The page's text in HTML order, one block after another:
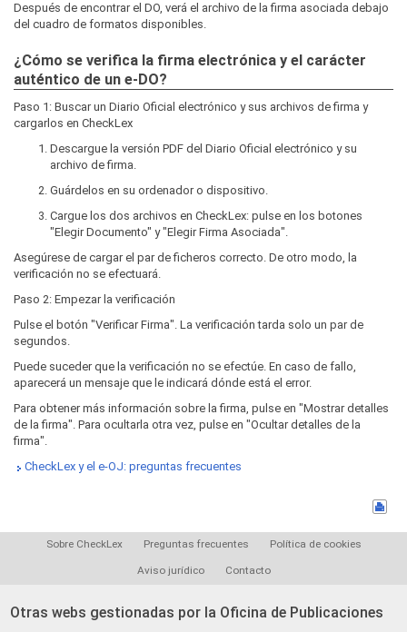
Después de encontrar el DO, verá el archivo de la firma asociada debajo
del cuadro de formatos disponibles.
¿Cómo se verifica la firma electrónica y el carácter
auténtico de un e-DO?
Paso 1: Buscar un Diario Oficial electrónico y sus archivos de firma y
cargarlos en CheckLex
Descargue la versión PDF del Diario Oficial electrónico y su
archivo de firma.
Guárdelos en su ordenador o dispositivo.
Cargue los dos archivos en CheckLex: pulse en los botones
"Elegir Documento" y "Elegir Firma Asociada".
Asegúrese de cargar el par de ficheros correcto. De otro modo, la
verificación no se efectuará.
Paso 2: Empezar la verificación
Pulse el botón "Verificar Firma". La verificación tarda solo un par de
segundos.
Puede suceder que la verificación no se efectúe. En caso de fallo,
aparecerá un mensaje que le indicará dónde está el error.
Para obtener más información sobre la firma, pulse en "Mostrar detalles
de la firma". Para ocultarla otra vez, pulse en "Ocultar detalles de la
firma".
CheckLex y el e-OJ: preguntas frecuentes
Sobre CheckLex Preguntas frecuentes Política de cookies
Aviso jurídico Contacto
Otras webs gestionadas por la Oficina de Publicaciones